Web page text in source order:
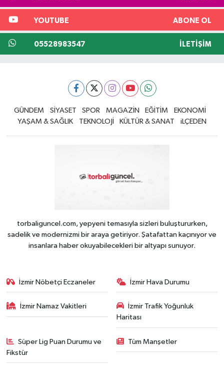
YOUTUBE ABONE OL
05528983547 İLETIŞIM
GÜNDEM SİYASET SPOR MAGAZİN EĞİTİM
EKONOMİ
YAŞAM & SAĞLIK
TEKNOLOJİ KÜLTÜR & SANAT iLÇEDEN
torbaliguncel.com, yepyeni temasıyla sizleri buluştururken,
sadelik ve modernizmi bir araya getiriyor. Şatafattan kaçınıyor ve
insanlara haber okuyabilecekleri bir altyapı sunuyor.
İzmir Nöbetçi Eczaneler İzmir Hava Durumu
İzmir Namaz Vakitleri
İzmir Trafik Yoğunluk
Haritası
Süper Lig Puan Durumu ve
Fikstür
Tüm Manşetler